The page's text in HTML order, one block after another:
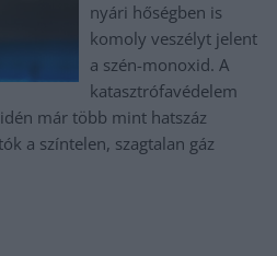
nyári hőségben is
komoly veszélyt jelent
a szén-monoxid. A
katasztrófavédelem
már több mint hatszáz
a színtelen, szagtalan gáz